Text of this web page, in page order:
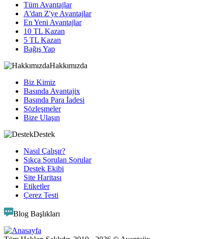
Tüm Avantajlar
A'dan Z'ye Avantajlar
En Yeni Avantajlar
10 TL Kazan
5 TL Kazan
Bağış Yap
Hakkımızda
Biz Kimiz
Basında Avantajix
Basında Para İadesi
Sözleşmeler
Bize Ulaşın
Destek
Nasıl Çalışır?
Sıkça Sorulan Sorular
Destek Ekibi
Site Haritası
Etiketler
Çerez Testi
Blog Başlıkları